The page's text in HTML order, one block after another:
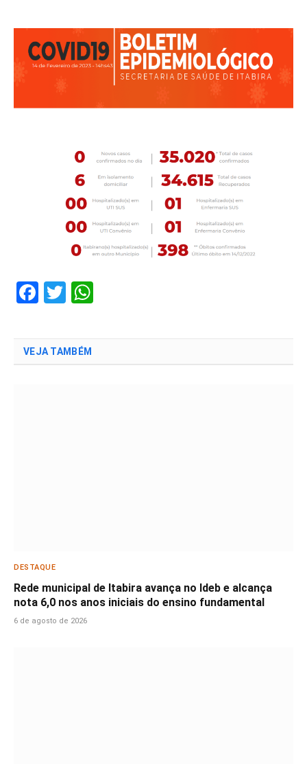
Facebook
Twitter
VEJA TAMBÉM
DESTAQUE
Rede municipal de Itabira avança no Ideb e alcança
nota 6,0 nos anos iniciais do ensino fundamental
6 de agosto de 2026